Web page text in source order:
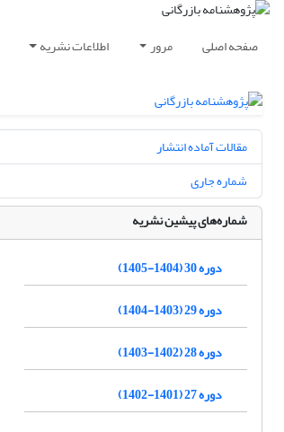
صفحه اصلی مرور اطلاعات نشریه
مقالات آماده انتشار
شماره جاری
شماره‌های پیشین نشریه
دوره 30 (1404-1405)
دوره 29 (1403-1404)
دوره 28 (1402-1403)
دوره 27 (1401-1402)